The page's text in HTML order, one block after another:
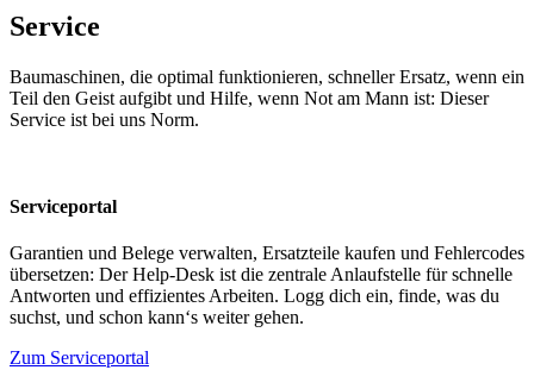
Service
Baumaschinen, die optimal funktionieren, schneller Ersatz, wenn ein
Teil den Geist aufgibt und Hilfe, wenn Not am Mann ist: Dieser
Service ist bei uns Norm.
Serviceportal
Garantien und Belege verwalten, Ersatzteile kaufen und Fehlercodes
übersetzen: Der Help-Desk ist die zentrale Anlaufstelle für schnelle
Antworten und effizientes Arbeiten. Logg dich ein, finde, was du
suchst, und schon kann‘s weiter gehen.
Zum Serviceportal